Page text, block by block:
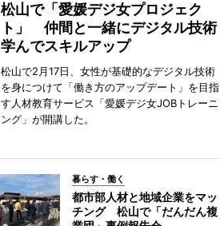
松山で「愛媛デジ女プロジェク
ト」 仲間と一緒にデジタル技術
学んでスキルアップ
松山で2月17日、女性が基礎的なデジタル技術
を身につけて「働き方のアップデート」を目指
す人材教育サービス「愛媛デジ女JOBトレーニ
ング」が開講した。
暮らす・働く
都市部人材と地域企業をマッ
チング 松山で「だんだん複